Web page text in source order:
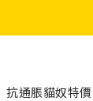
抗通脹貓奴特